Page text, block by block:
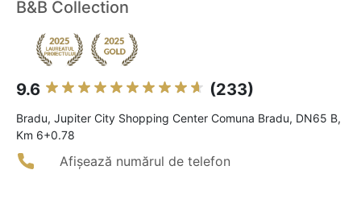
B&B Collection
9.6 (233)
Bradu, Jupiter City Shopping Center Comuna Bradu, DN65 B,
Km 6+0.78
Afișează numărul de telefon